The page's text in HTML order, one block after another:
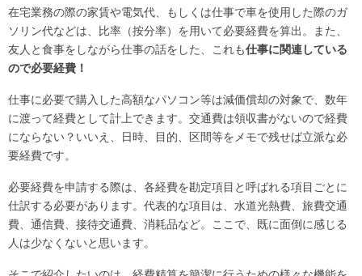
在宅業務の際の家賃や電気代、もしくは仕事で車を使用した際のガ
ソリン代などは、比率（按分率）を用いて必要経費を算出。また、
友人と食事をしながら仕事の話をした、これも仕事に関連している
ので必要経費！
仕事に必要で購入した高額なパソコン等は減価償却の対象で、数年
に渡って経費として計上できます。交通費は領収書がないので経費
にならない？いいえ、日時、目的、区間等をメモで残せば立派な必
要経費です。
必要経費を申請する際は、各経費を勘定項目と呼ばれる項目ごとに
仕訳する必要があります。代表的な項目は、水道光熱費、旅費交通
費、通信費、接待交通費、消耗品など。ここで、既に面倒に感じる
人は少なくないと思います。